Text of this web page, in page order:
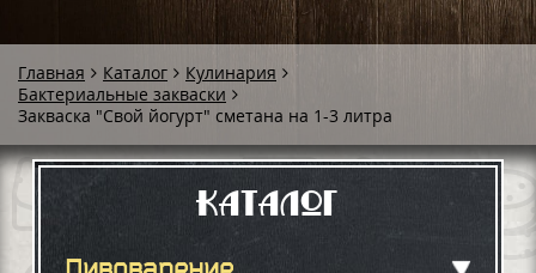
Главная Каталог
Кулинария
Бактериальные закваски
Закваска "Свой йогурт" сметана на 1-3 литра
Каталог